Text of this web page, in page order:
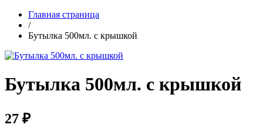
Главная страница
/
Бутылка 500мл. с крышкой
Бутылка 500мл. с крышкой
27 ₽